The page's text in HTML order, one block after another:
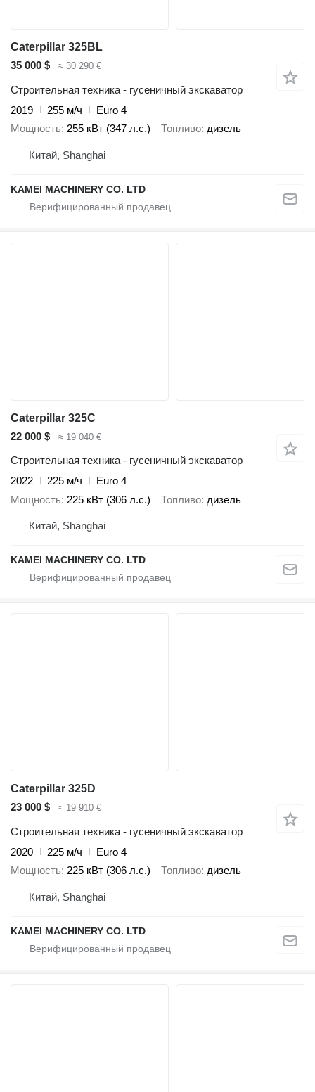
Caterpillar 325BL
35 000 $
≈ 30 290 €
Строительная техника - гусеничный экскаватор
2019
255 м/ч
Euro 4
Мощность 255 кВт (347 л.с.) Топливо дизель
Китай, Shanghai
KAMEI MACHINERY CO. LTD
Caterpillar 325C
22 000 $
≈ 19 040 €
Строительная техника - гусеничный экскаватор
2022
225 м/ч
Euro 4
Мощность 225 кВт (306 л.с.) Топливо дизель
Китай, Shanghai
KAMEI MACHINERY CO. LTD
Caterpillar 325D
23 000 $
≈ 19 910 €
Строительная техника - гусеничный экскаватор
2020
225 м/ч
Euro 4
Мощность 225 кВт (306 л.с.) Топливо дизель
Китай, Shanghai
KAMEI MACHINERY CO. LTD